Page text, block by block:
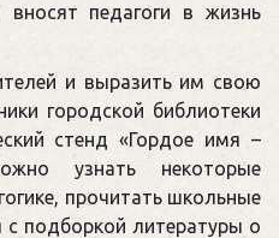
вносят педагоги в жизнь
и выразить им свою
городской библиотеки
стенд «Гордое имя –
узнать некоторые
прочитать школьные
с подборкой литературы о